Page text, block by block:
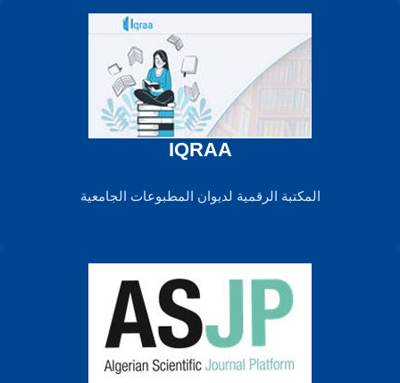
IQRAA
المكتبة الرقمية لديوان المطبوعات الجامعية